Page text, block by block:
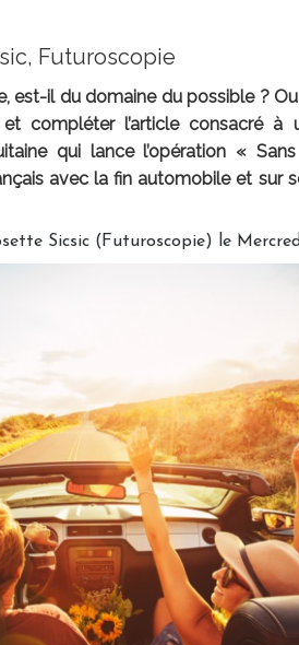
Futuroscopie
est-il du domaine du possible ?
compléter l’article consacré à
qui lance l’opération «
avec la fin automobile et sur
Sicsic (Futuroscopie) le